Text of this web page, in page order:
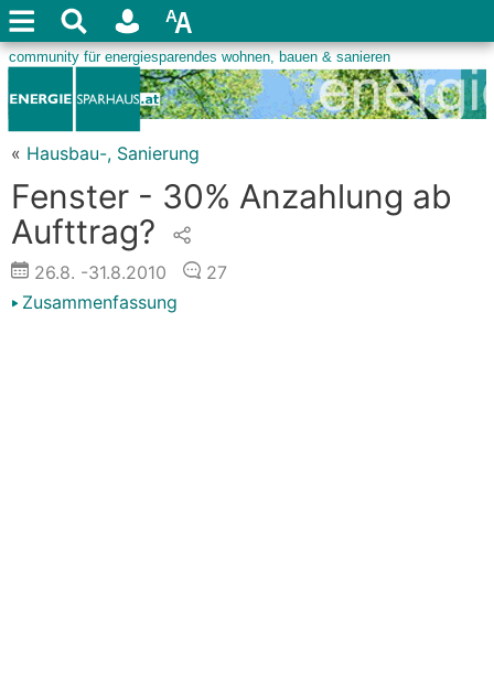
« Hausbau-, Sanierung
Fenster - 30% Anzahlung ab
Aufttrag?
26.8. -31.8.2010
27
Zusammenfassung